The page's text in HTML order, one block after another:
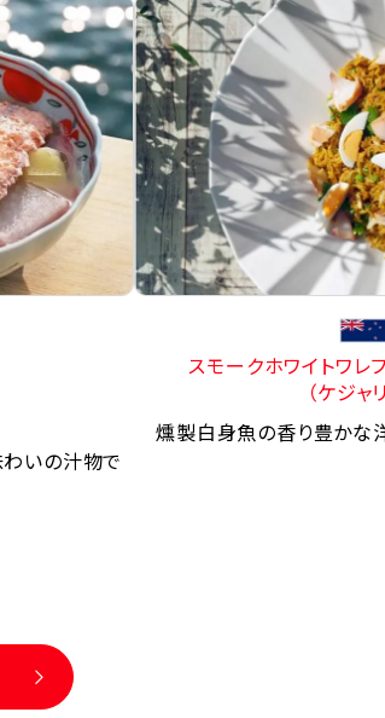
いの汁物で
スモークホワイトワレ
（ケジャ
燻製白身魚の香り豊かな